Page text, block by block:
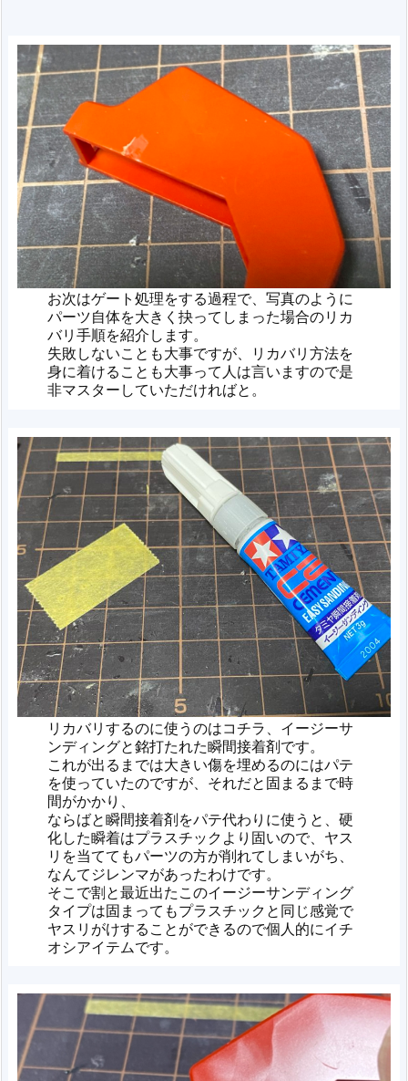
お次はゲート処理をする過程で、写真のように
パーツ自体を大きく抉ってしまった場合のリカ
バリ手順を紹介します。
失敗しないことも大事ですが、リカバリ方法を
身に着けることも大事って人は言いますので是
非マスターしていただければと。
リカバリするのに使うのはコチラ、イージーサ
ンディングと銘打たれた瞬間接着剤です。
これが出るまでは大きい傷を埋めるのにはパテ
を使っていたのですが、それだと固まるまで時
間がかかり、
ならばと瞬間接着剤をパテ代わりに使うと、硬
化した瞬着はプラスチックより固いので、ヤス
リを当ててもパーツの方が削れてしまいがち、
なんてジレンマがあったわけです。
そこで割と最近出たこのイージーサンディング
タイプは固まってもプラスチックと同じ感覚で
ヤスリがけすることができるので個人的にイチ
オシアイテムです。